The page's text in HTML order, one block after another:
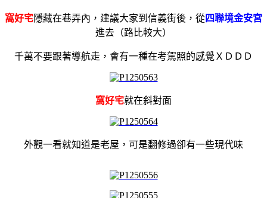
窩好宅隱藏在巷弄內，建議大家到信義街後，從四聯境金安宮
進去（路比較大）
千萬不要跟著導航走，會有一種在考駕照的感覺ＸＤＤＤ
窩好宅就在斜對面
外觀一看就知道是老屋，可是翻修過卻有一些現代味